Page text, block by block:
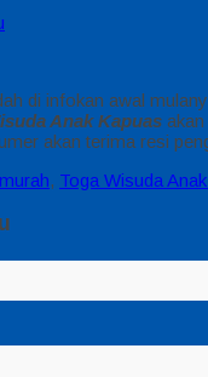
di infokan awal
Anak Kapuas
akan terima resi
, Toga Wisuda